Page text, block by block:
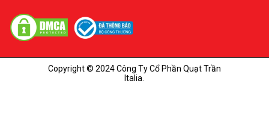
Copyright © 2024 Công Ty Cổ Phần Quạt Trần
Italia.